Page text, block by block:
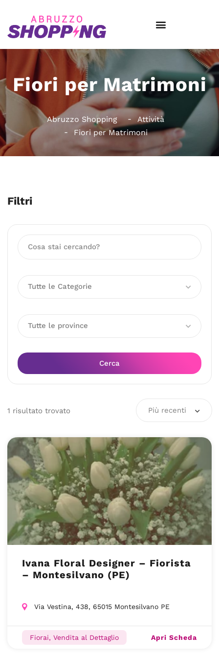
Fiori per Matrimoni
Abruzzo Shopping
Attività
Fiori per Matrimoni
Filtri
Tutte le Categorie
Tutte le province
Cerca
1 risultato trovato Più recenti
Ivana Floral Designer – Fiorista
– Montesilvano (PE)
Via Vestina, 438, 65015 Montesilvano PE
Fiorai, Vendita al Dettaglio Apri Scheda